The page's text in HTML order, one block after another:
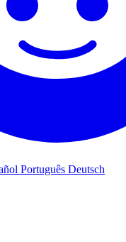
Português Deutsch